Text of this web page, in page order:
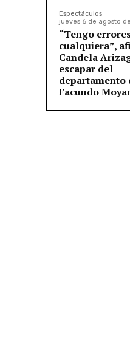
Espectáculos
jueves 6 de agosto
“Tengo
cualquiera”,
Candela
escapar del
departamento
Facundo